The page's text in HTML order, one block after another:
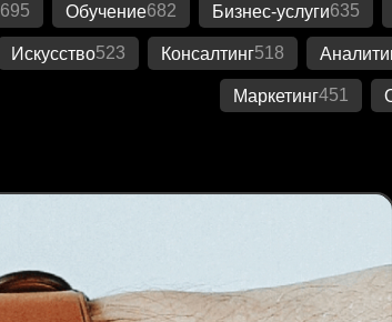
695 Обучение682 Бизнес-услуги635
Искусство523 Консалтинг518
Маркетинг451